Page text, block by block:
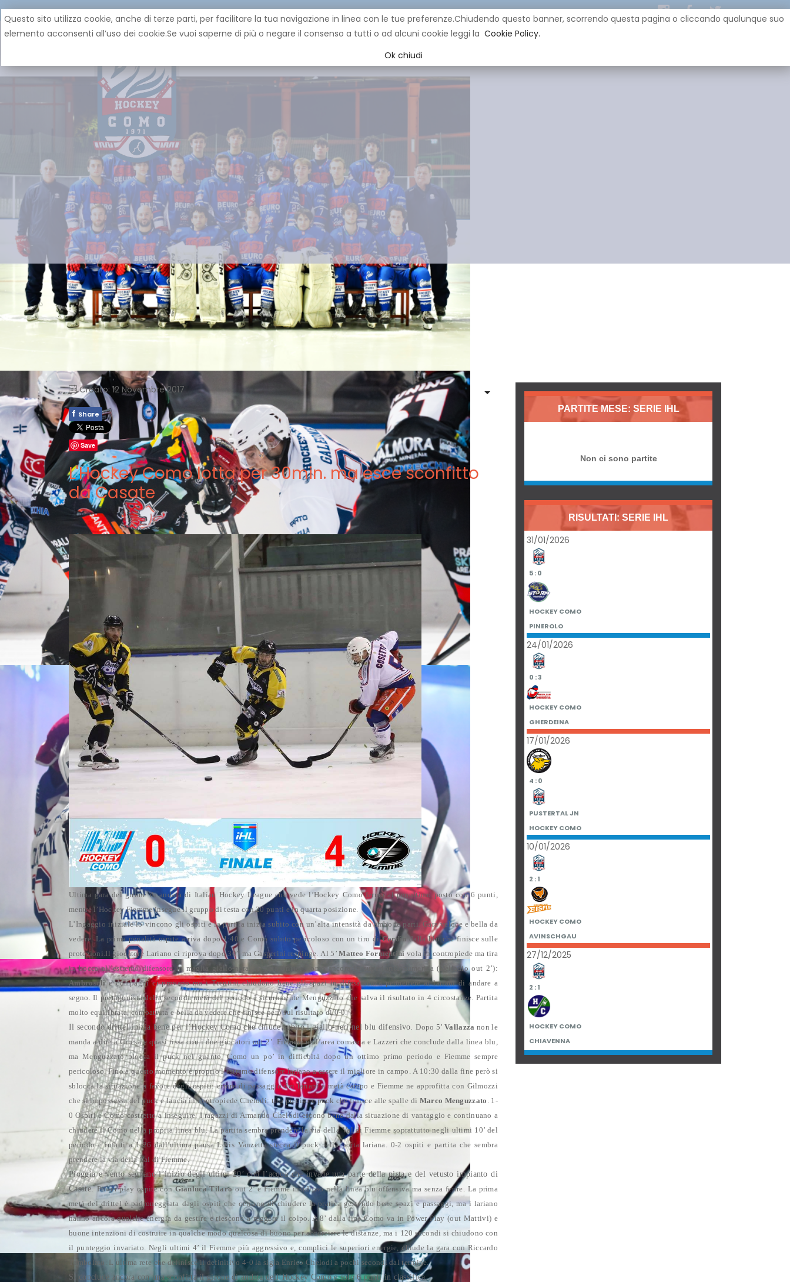
YOUNG
Creato: 12 Novembre 2017
f Share
Save
L'Hockey Como lotta per 30min. ma esce sconfitto
da Casate
Ultima gara del girone di andata di Italian Hockey League che vede l’Hockey Como fermo al penultimo posto con 6 punti,
mentre l’Hockey Fiemme insegue il gruppo di testa con 20 punti e in quarta posizione.
L’Ingaggio iniziale lo vincono gli ospiti e la partita inizia subito con un’alta intensità da ambo le parti.Gara veloce e bella da
vedere.La prima penalità ospite arriva dopo 1:40 e Como subito pericoloso con un tiro diCordin
dalla blu che finisce sulle
protezioni.Il giocatore Lariano ci riprova dopo 30” ma Gasperini respinge. Al 5’Matteo Formentinivola in contropiede ma tira
in bocca all’estremo difensore in maglia giallo-nera.
A metà drittel Como ancora in superiorità numerica (Delladio out 2’):
Ambrosolie compagni ci provano ma i Trentini chiudono bene gli spazi in difesa senza permettere ai lariani di andare a
segno. Il protagonista della seconda metà del periodo è sicuramente Menguzzato che salva il risultato in 4 circostanze. Partita
molto equilibrata, combattuta e bella da vedere che finisce però sul risultato di 0-0.
Il secondo drittel inizia bene per l’Hockey Como che chiude subito i giallo-neri nel blu difensivo.Dopo 5’Vallazza non le
manda a dire a Ciresa e quasi rissa con i due giocatori out 2’.Fiemme nell’area comasca e Lazzeri che conclude dalla linea blu,
ma Menguzzato blocca il puck nel guanto. Como un po’ in difficoltà dopo un ottimo primo periodo e Fiemme sempre
pericoloso.Fino a questo momento è proprio l’estremo difensore lariano a essere il migliore in campo. A 10:30 dalla fine però si
sblocca la situazione a favore degli ospiti: errore di passaggio dei lariani a metà campo e Fiemme ne approfitta con Gilmozzi
che si impossessa del puck e lancia in contropiede Chelodi: tiro preciso e puck che finisce alle spalle di Marco Menguzzato . 1-
0 Ospiti e Como costretto a inseguire.I ragazzi di Armando Chelodi escono bene dalla situazione di vantaggio e continuano a
chiudere il Como nella propria linea blu.La partita sembra prendere la via della Val di Fiemme soprattutto negli ultimi 10’ del
periodo e infatti a 1:26 dall’ultima pausa Loris Vanzetta stecca il puck nella porta lariana. 0-2 ospiti e partita che sembra
prendere la via della Val di Fiemme.
Pioggia e vento segnano l’inizio degli ultimi 20’ con l’acqua che invade una parte della pista e del vetusto impianto di
Casate.Power play ospite conGianluca Tilaroout 2’ e Fiemme insidioso nella linea blu offensiva ma senza ferire. La prima
metà del drittel è padroneggiata dagli ospiti che cercano di chiudere la pratica gestendo bene spazi e passaggi, ma i lariano
hanno ancora qualche energia da gestire e riescono a reggere il colpo. A 8’ dalla fine Como va in Power Play (out Mattivi) e
buone intenzioni di costruire in qualche modo qualcosa di buono per accorciare le distanze, ma i 120 secondi si chiudono con
il punteggio invariato. Negli ultimi 4’ il Fiemme più aggressivo e, complici le superiori energie, chiude la gara con Riccardo
Tombolato. L’ultima rete che definisce il definitivo 4-0 la sigla Enrico Chelodi a pochi secondi dal termine.
Si conclude ancora con una sconfitta il girone di andata dell’Hockey Como e solo 6 punti in classifica.
PARTITE MESE: SERIE IHL
Non ci sono partite
RISULTATI: SERIE IHL
31/01/2026
5 : 0
HOCKEY COMO
PINEROLO
24/01/2026
0 : 3
HOCKEY COMO
GHERDEINA
17/01/2026
4 : 0
PUSTERTAL JN
HOCKEY COMO
10/01/2026
2 : 1
HOCKEY COMO
AVINSCHGAU
27/12/2025
2 : 1
HOCKEY COMO
CHIAVENNA
Questo sito utilizza cookie, anche di terze parti, per facilitare la tua navigazione in linea con le tue preferenze.Chiudendo questo banner, scorrendo questa pagina o cliccando qualunque suo
elemento acconsenti all’uso dei cookie.Se vuoi saperne di più o negare il consenso a tutti o ad alcuni cookie leggi la Cookie Policy.
Ok chiudi